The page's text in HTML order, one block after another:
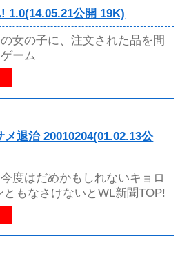
1.0(14.05.21公開 19K)
女の子に、注文された品を間
ーム
退治 20010204(01.02.13公
度はだめかもしれないキョロ
もなさけないとWL新聞TOP!